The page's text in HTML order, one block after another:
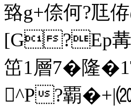
臵g+倷何?
[G?Ep
笜1層7�隆
^P?覇